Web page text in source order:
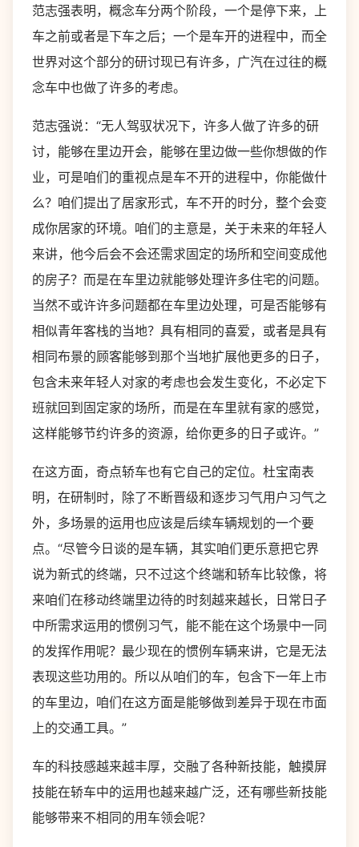
范志强表明，概念车分两个阶段，一个是停下来，上
车之前或者是下车之后；一个是车开的进程中，而全
世界对这个部分的研讨现已有许多，广汽在过往的概
念车中也做了许多的考虑。
范志强说：“无人驾驭状况下，许多人做了许多的研
讨，能够在里边开会，能够在里边做一些你想做的作
业，可是咱们的重视点是车不开的进程中，你能做什
么？咱们提出了居家形式，车不开的时分，整个会变
成你居家的环境。咱们的主意是，关于未来的年轻人
来讲，他今后会不会还需求固定的场所和空间变成他
的房子？而是在车里边就能够处理许多住宅的问题。
当然不或许许多问题都在车里边处理，可是否能够有
相似青年客栈的当地？具有相同的喜爱，或者是具有
相同布景的顾客能够到那个当地扩展他更多的日子，
包含未来年轻人对家的考虑也会发生变化，不必定下
班就回到固定家的场所，而是在车里就有家的感觉，
这样能够节约许多的资源，给你更多的日子或许。”
在这方面，奇点轿车也有它自己的定位。杜宝南表
明，在研制时，除了不断晋级和逐步习气用户习气之
外，多场景的运用也应该是后续车辆规划的一个要
点。“尽管今日谈的是车辆，其实咱们更乐意把它界
说为新式的终端，只不过这个终端和轿车比较像，将
来咱们在移动终端里边待的时刻越来越长，日常日子
中所需求运用的惯例习气，能不能在这个场景中一同
的发挥作用呢？最少现在的惯例车辆来讲，它是无法
表现这些功用的。所以从咱们的车，包含下一年上市
的车里边，咱们在这方面是能够做到差异于现在市面
上的交通工具。”
车的科技感越来越丰厚，交融了各种新技能，触摸屏
技能在轿车中的运用也越来越广泛，还有哪些新技能
能够带来不相同的用车领会呢？